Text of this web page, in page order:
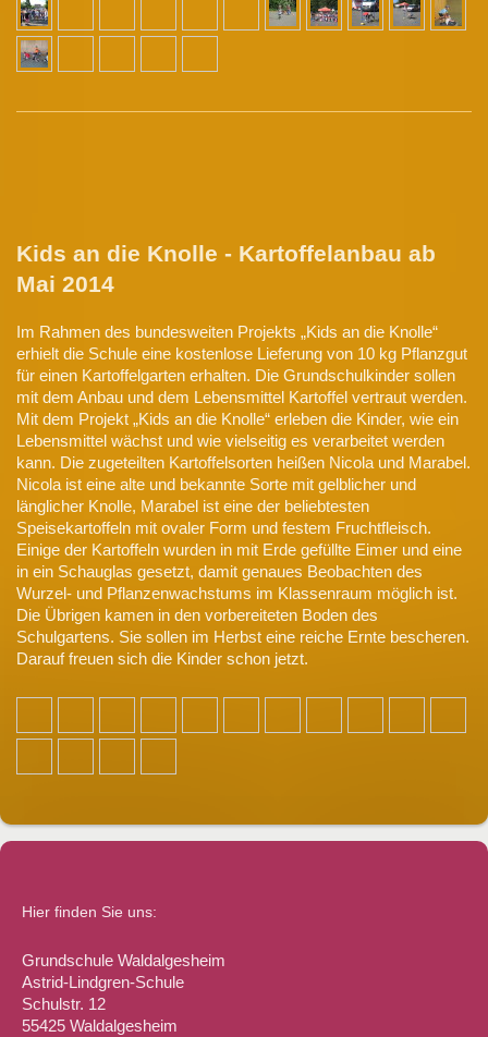
Kids an die Knolle - Kartoffelanbau ab
Mai 2014
Im Rahmen des bundesweiten Projekts „Kids an die Knolle“
erhielt die Schule eine kostenlose Lieferung von 10 kg Pflanzgut
für einen Kartoffelgarten erhalten. Die Grundschulkinder sollen
mit dem Anbau und dem Lebensmittel Kartoffel vertraut werden.
Mit dem Projekt „Kids an die Knolle“ erleben die Kinder, wie ein
Lebensmittel wächst und wie vielseitig es verarbeitet werden
kann. Die zugeteilten Kartoffelsorten heißen Nicola und Marabel.
Nicola ist eine alte und bekannte Sorte mit gelblicher und
länglicher Knolle, Marabel ist eine der beliebtesten
Speisekartoffeln mit ovaler Form und festem Fruchtfleisch.
Einige der Kartoffeln wurden in mit Erde gefüllte Eimer und eine
in ein Schauglas gesetzt, damit genaues Beobachten des
Wurzel- und Pflanzenwachstums im Klassenraum möglich ist.
Die Übrigen kamen in den vorbereiteten Boden des
Schulgartens. Sie sollen im Herbst eine reiche Ernte bescheren.
Darauf freuen sich die Kinder schon jetzt.
Hier finden Sie uns:
Grundschule Waldalgesheim
Astrid-Lindgren-Schule
Schulstr. 12
55425 Waldalgesheim